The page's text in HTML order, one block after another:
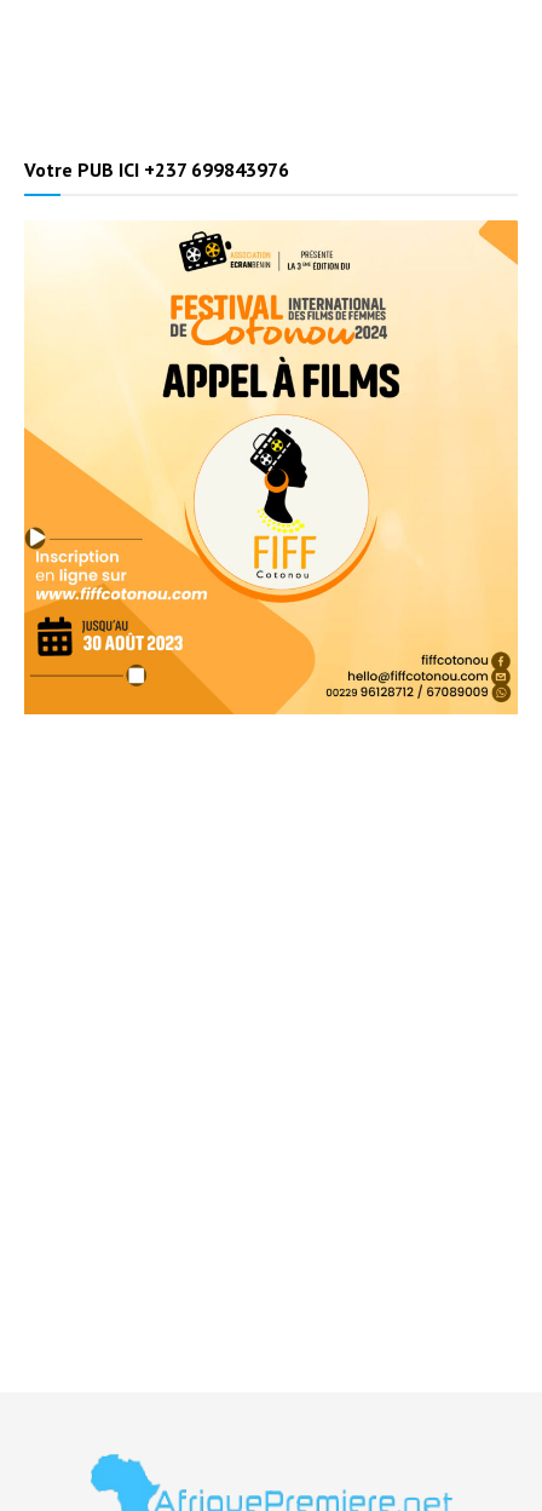
Votre PUB ICI +237 699843976